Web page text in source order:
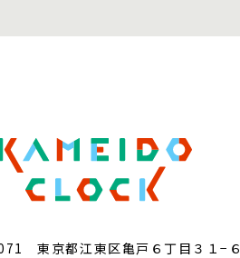
東京都江東区亀戸６丁目３１−６